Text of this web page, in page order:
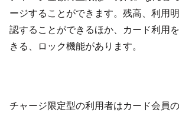
ージすることができます。残高、利用
認することができるほか、カード利用
きる、ロック機能があります。
チャージ限定型の利用者はカード会員